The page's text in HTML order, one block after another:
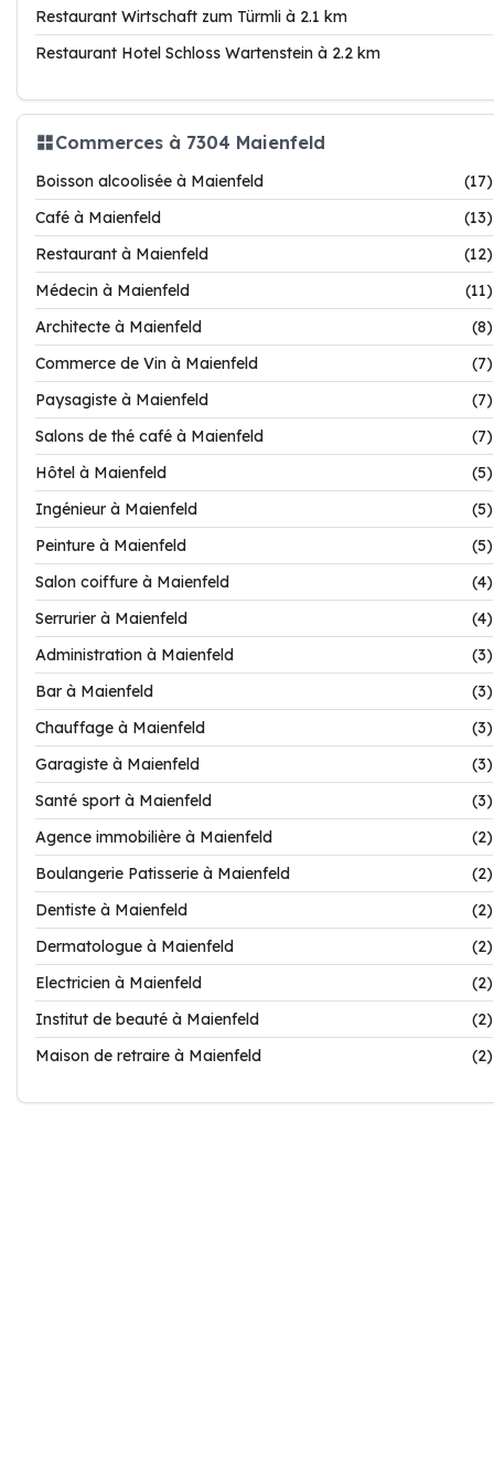
Restaurant Wirtschaft zum Türmli à 2.1 km
Restaurant Hotel Schloss Wartenstein à 2.2 km
Commerces à 7304 Maienfeld
Boisson alcoolisée à Maienfeld
(17)
Café à Maienfeld
(13)
Restaurant à Maienfeld
(12)
Médecin à Maienfeld
(11)
Architecte à Maienfeld
(8)
Commerce de Vin à Maienfeld
(7)
Paysagiste à Maienfeld
(7)
Salons de thé café à Maienfeld
(7)
Hôtel à Maienfeld
(5)
Ingénieur à Maienfeld
(5)
Peinture à Maienfeld
(5)
Salon coiffure à Maienfeld
(4)
Serrurier à Maienfeld
(4)
Administration à Maienfeld
(3)
Bar à Maienfeld
(3)
Chauffage à Maienfeld
(3)
Garagiste à Maienfeld
(3)
Santé sport à Maienfeld
(3)
Agence immobilière à Maienfeld
(2)
Boulangerie Patisserie à Maienfeld
(2)
Dentiste à Maienfeld
(2)
Dermatologue à Maienfeld
(2)
Electricien à Maienfeld
(2)
Institut de beauté à Maienfeld
(2)
Maison de retraire à Maienfeld
(2)